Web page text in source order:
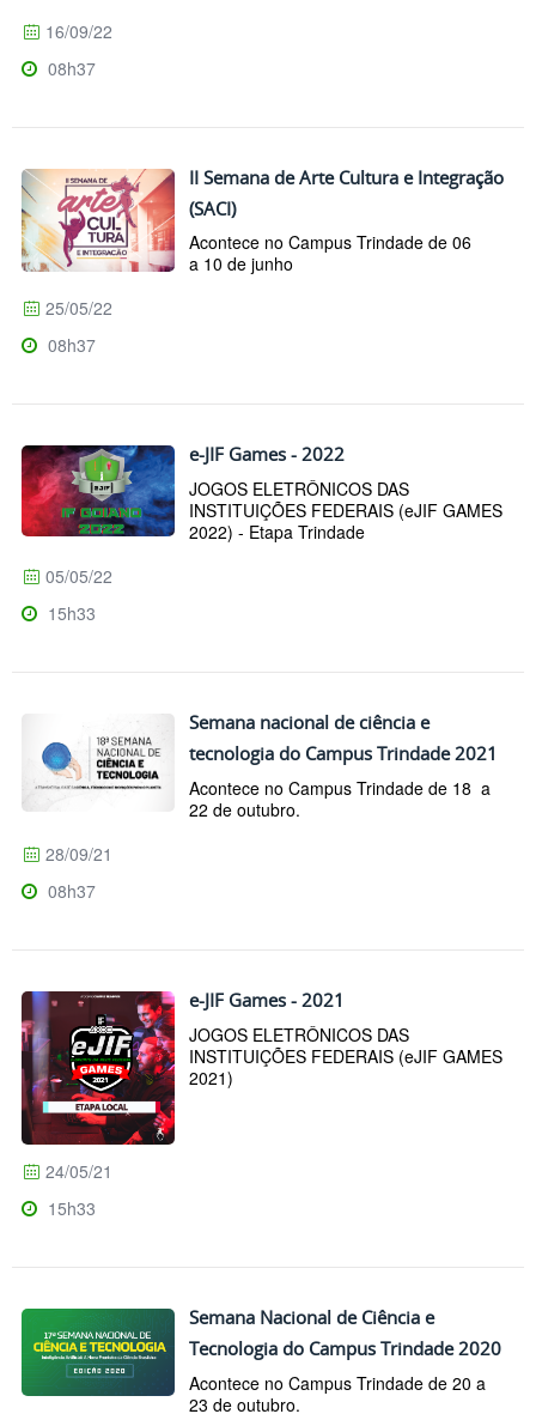
16/09/22
08h37
II Semana de Arte Cultura e Integração
(SACI)
Acontece no Campus Trindade de 06
a 10 de junho
25/05/22
08h37
e-JIF Games - 2022
JOGOS ELETRÔNICOS DAS
INSTITUIÇÕES FEDERAIS (eJIF GAMES
2022) - Etapa Trindade
05/05/22
15h33
Semana nacional de ciência e
tecnologia do Campus Trindade 2021
Acontece no Campus Trindade de 18 a
22 de outubro.
28/09/21
08h37
e-JIF Games - 2021
JOGOS ELETRÔNICOS DAS
INSTITUIÇÕES FEDERAIS (eJIF GAMES
2021)
24/05/21
15h33
Semana Nacional de Ciência e
Tecnologia do Campus Trindade 2020
Acontece no Campus Trindade de 20 a
23 de outubro.